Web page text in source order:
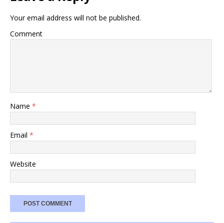
Your email address will not be published.
Comment
Name *
Email *
Website